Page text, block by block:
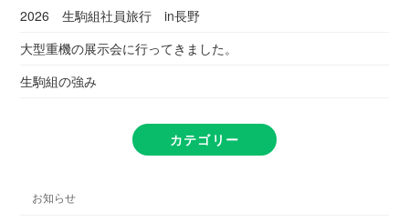
2026 生駒組社員旅行 in長野
大型重機の展示会に行ってきました。
生駒組の強み
カテゴリー
お知らせ